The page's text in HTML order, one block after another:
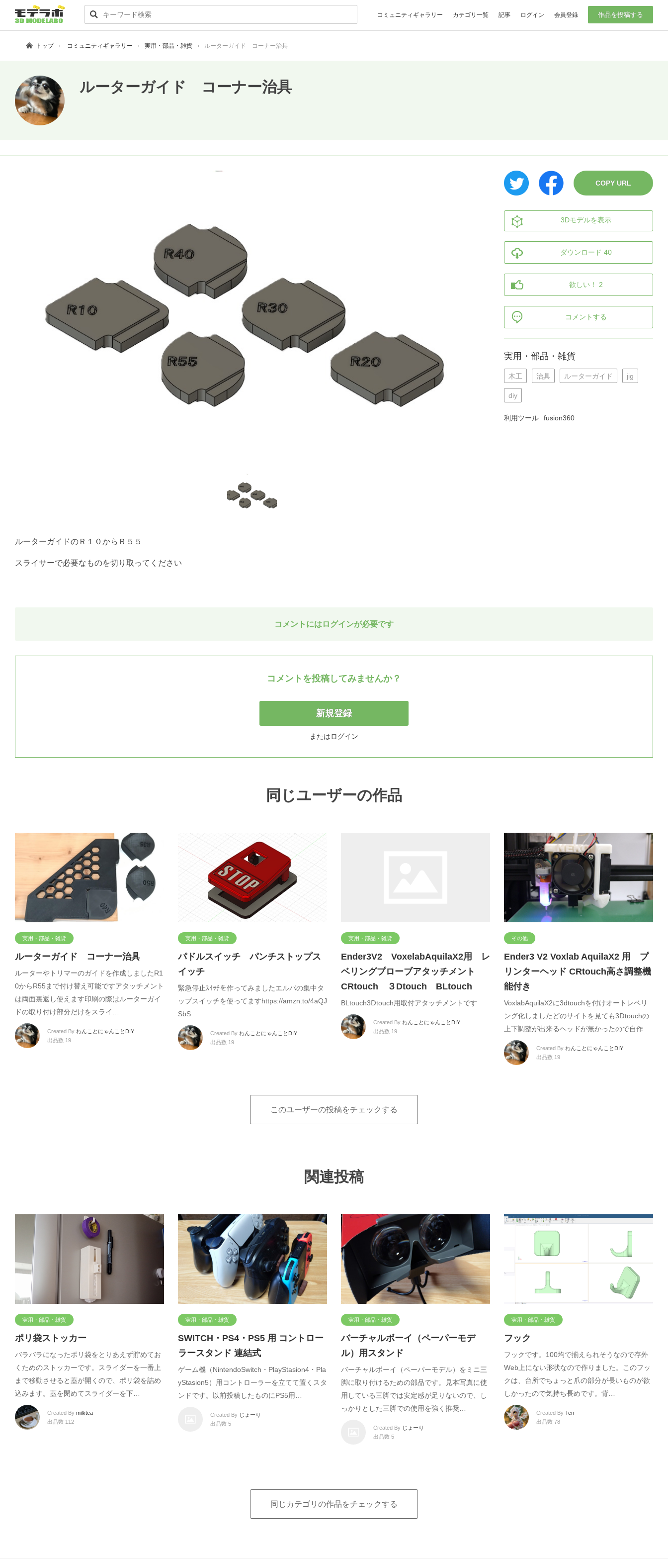
コミュニティギャラリー カテゴリ一覧 記事 ログイン 会員登録 作品を投稿する
トップ コミュニティギャラリー 実用・部品・雑貨 ルーターガイド コーナー治具
ルーターガイド コーナー治具
ルーターガイドのＲ１０からＲ５５
スライサーで必要なものを切り取ってください
COPY URL
3Dモデルを表示
ダウンロード 40
欲しい！ 2
コメントする
実用・部品・雑貨
木工 治具 ルーターガイド jig
diy
利用ツール fusion360
コメントにはログインが必要です
コメントを投稿してみませんか？
新規登録
またはログイン
同じユーザーの作品
実用・部品・雑貨
ルーターガイド コーナー治具
ルーターやトリマーのガイドを作成しましたR1
0からR55まで付け替え可能ですアタッチメント
は両面裏返し使えます印刷の際はルーターガイ
ドの取り付け部分だけをスライ…
Created By わんことにゃんことDIY
出品数 19
実用・部品・雑貨
パドルスイッチ パンチストップス
イッチ
緊急停止ｽｲｯﾁを作ってみましたエルパの集中タ
ップスイッチを使ってますhttps://amzn.to/4aQJ
SbS
Created By わんことにゃんことDIY
出品数 19
実用・部品・雑貨
Ender3V2 VoxelabAquilaX2用 レ
ベリングプローブアタッチメント
CRtouch ３Dtouch BLtouch
BLtouch3Ⅾtouch用取付アタッチメントです
Created By わんことにゃんことDIY
出品数 19
その他
Ender3 V2 Voxlab AquilaX2 用 プ
リンターヘッド CRtouch高さ調整機
能付き
VoxlabAquilaX2に3dtouchを付けオートレベリ
ング化しましたどのサイトを見ても3Ⅾtouchの
上下調整が出来るヘッドが無かったので自作
Created By わんことにゃんことDIY
出品数 19
このユーザーの投稿をチェックする
関連投稿
実用・部品・雑貨
ポリ袋ストッカー
バラバラになったポリ袋をとりあえず貯めてお
くためのストッカーです。スライダーを一番上
まで移動させると蓋が開くので、ポリ袋を詰め
込みます。蓋を閉めてスライダーを下…
Created By milktea
出品数 112
実用・部品・雑貨
SWITCH・PS4・PS5 用 コントロー
ラースタンド 連結式
ゲーム機（NintendoSwitch・PlayStasion4・Pla
yStasion5）用コントローラーを立てて置くスタ
ンドです。以前投稿したものにPS5用…
Created By じょーり
出品数 5
実用・部品・雑貨
バーチャルボーイ（ペーパーモデ
ル）用スタンド
バーチャルボーイ（ペーパーモデル）をミニ三
脚に取り付けるための部品です。見本写真に使
用している三脚では安定感が足りないので、し
っかりとした三脚での使用を強く推奨…
Created By じょーり
出品数 5
実用・部品・雑貨
フック
フックです。100均で揃えられそうなので存外
Web上にない形状なので作りました。このフッ
クは、台所でちょっと爪の部分が長いものが欲
しかったので気持ち長めです。背…
Created By Ten
出品数 78
同じカテゴリの作品をチェックする